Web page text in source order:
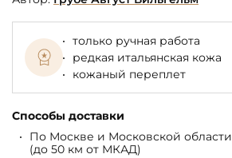
только ручная работа
редкая итальянская кожа
кожаный переплет
Способы доставки
По Москве и Московской области
(до 50 км от МКАД)